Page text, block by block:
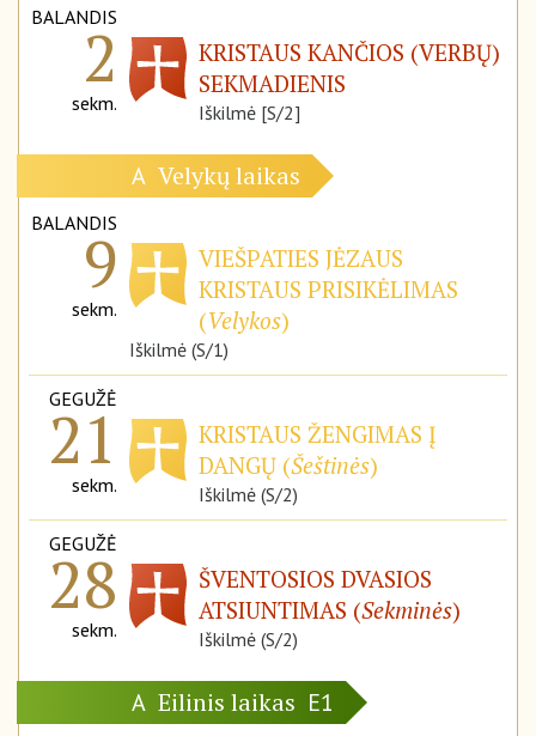
BALANDIS
2
sekm.
KRISTAUS KANČIOS (VERBŲ)
SEKMADIENIS
Iškilmė [S/2]
A Velykų laikas
BALANDIS
9
sekm.
VIEŠPATIES JĖZAUS
KRISTAUS PRISIKĖLIMAS
(Velykos)
Iškilmė (S/1)
GEGUŽĖ
21
sekm.
KRISTAUS ŽENGIMAS Į
DANGŲ (Šeštinės)
Iškilmė (S/2)
GEGUŽĖ
28
sekm.
ŠVENTOSIOS DVASIOS
ATSIUNTIMAS (Sekminės)
Iškilmė (S/2)
A Eilinis laikas E1